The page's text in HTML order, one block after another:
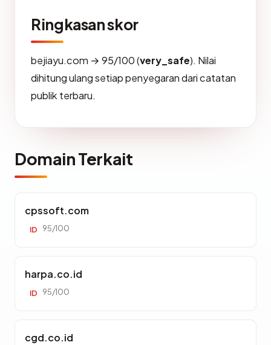
Ringkasan skor
bejiayu.com → 95/100 (very_safe). Nilai
dihitung ulang setiap penyegaran dari catatan
publik terbaru.
Domain Terkait
cpssoft.com
ID 95/100
harpa.co.id
ID 95/100
cgd.co.id